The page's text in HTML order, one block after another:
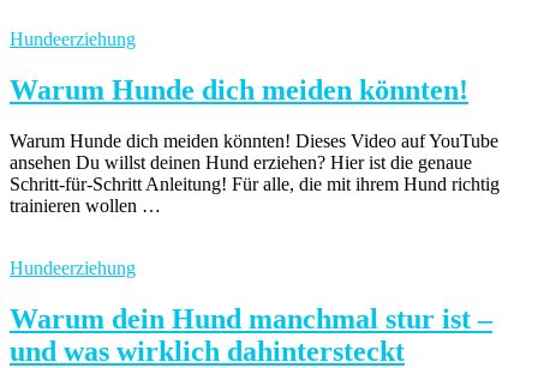
Hundeerziehung
Warum Hunde dich meiden könnten!
Warum Hunde dich meiden könnten! Dieses Video auf YouTube
ansehen Du willst deinen Hund erziehen? Hier ist die genaue
Schritt-für-Schritt Anleitung! Für alle, die mit ihrem Hund richtig
trainieren wollen …
Hundeerziehung
Warum dein Hund manchmal stur ist –
und was wirklich dahintersteckt